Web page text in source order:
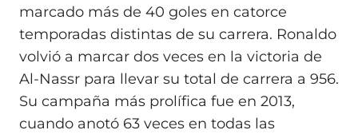
marcado más de 40 goles en catorce
temporadas distintas de su carrera. Ronaldo
volvió a marcar dos veces en la victoria de
Al‑Nassr para llevar su total de carrera a 956.
Su campaña más prolífica fue en 2013,
cuando anotó 63 veces en todas las